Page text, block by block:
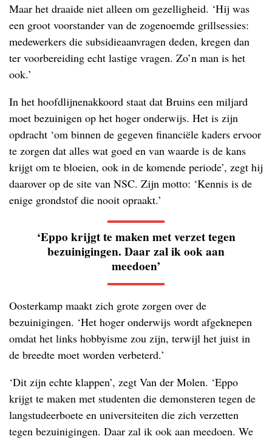
Maar het draaide niet alleen om gezelligheid. ‘Hij was
een groot voorstander van de zogenoemde grillsessies:
medewerkers die subsidieaanvragen deden, kregen dan
ter voorbereiding echt lastige vragen. Zo’n man is het
ook.’
In het hoofdlijnenakkoord staat dat Bruins een miljard
moet bezuinigen op het hoger onderwijs. Het is zijn
opdracht ‘om binnen de gegeven financiële kaders ervoor
te zorgen dat alles wat goed en van waarde is de kans
krijgt om te bloeien, ook in de komende periode’, zegt hij
daarover op de site van NSC. Zijn motto: ‘Kennis is de
enige grondstof die nooit opraakt.’
‘Eppo krijgt te maken met verzet tegen
bezuinigingen. Daar zal ik ook aan
meedoen’
Oosterkamp maakt zich grote zorgen over de
bezuinigingen. ‘Het hoger onderwijs wordt afgeknepen
omdat het links hobbyisme zou zijn, terwijl het juist in
de breedte moet worden verbeterd.’
‘Dit zijn echte klappen’, zegt Van der Molen. ‘Eppo
krijgt te maken met studenten die demonsteren tegen de
langstudeerboete en universiteiten die zich verzetten
tegen bezuinigingen. Daar zal ik ook aan meedoen. We